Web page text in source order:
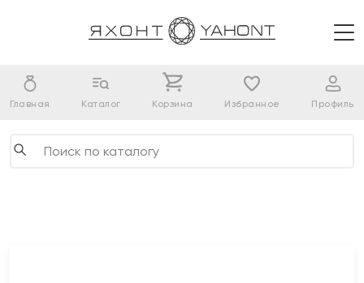
Главная Каталог Корзина Избранное Профиль